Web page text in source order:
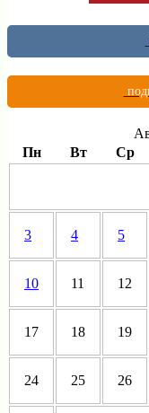
Пн
Вт Ср
3 4 5
10 11 12
17 18 19
24 25 26